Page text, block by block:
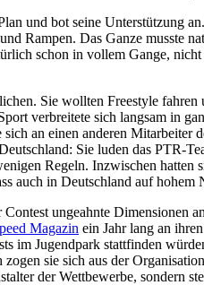
und bot seine
Rampen. Das Ganze musste
schon in vollem Gange,
Sie wollten Freestyle
verbreitete sich langsam in
an einen anderen
Sie luden das PTR-
Regeln. Inzwischen
auch in Deutschland auf
ungeahnte
Magazin ein Jahr lang an
im Jugendpark stattfinden
sie sich aus der
der Wettbewerbe, sondern